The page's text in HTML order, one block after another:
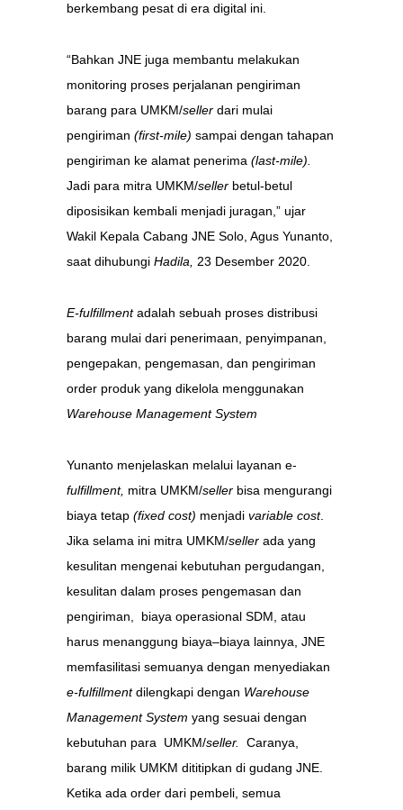
berkembang pesat di era digital ini.
“Bahkan JNE juga membantu melakukan
monitoring proses perjalanan pengiriman
barang para UMKM/seller dari mulai
pengiriman (first-mile) sampai dengan tahapan
pengiriman ke alamat penerima (last-mile).
Jadi para mitra UMKM/seller betul-betul
diposisikan kembali menjadi juragan,” ujar
Wakil Kepala Cabang JNE Solo, Agus Yunanto,
saat dihubungi Hadila, 23 Desember 2020.
E-fulfillmentadalah sebuah proses distribusi
barang mulai dari penerimaan, penyimpanan,
pengepakan, pengemasan, dan pengiriman
order produk yang dikelola menggunakan
Warehouse Management System
Yunanto menjelaskan melalui layanan e-
fulfillment, mitra UMKM/seller bisa mengurangi
biaya tetap (fixed cost) menjadi variable cost.
Jika selama ini mitra UMKM/seller ada yang
kesulitan mengenai kebutuhan pergudangan,
kesulitan dalam proses pengemasan dan
pengiriman, biaya operasional SDM, atau
harus menanggung biaya–biaya lainnya, JNE
memfasilitasi semuanya dengan menyediakan
e-fulfillmentdilengkapi dengan Warehouse
Management System yang sesuai dengan
kebutuhan para UMKM/seller.
Caranya,
barang milik UMKM dititipkan di gudang JNE.
Ketika ada order dari pembeli, semua